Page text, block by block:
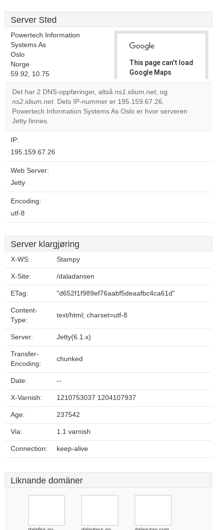
Server Sted
Powertech Information
Systems As
Oslo
Norge
59.92, 10.75
This page can't load
Google Maps
correctly.
Do you
own this
OK
Det har 2 DNS-oppføringer, altså ns1.idium.net, og
ns2.idium.net. Dets IP-nummer er 195.159.67.26.
Powertech Information Systems As Oslo er hvor serveren
Jetty finnes.
IP:
195.159.67.26
Web Server:
Jetty
Encoding:
utf-8
Server klargjøring
X-WS: Stampy
X-Site: /daladansen
ETag: "d652f1f989ef76aabf5deaafbc4ca61d"
Content-
Type:
text/html; charset=utf-8
Server: Jetty(6.1.x)
Transfer-
Encoding:
chunked
Date: --
X-Varnish: 1210753037 1204107937
Age: 237542
Via: 1.1 varnish
Connection: keep-alive
Liknande domäner